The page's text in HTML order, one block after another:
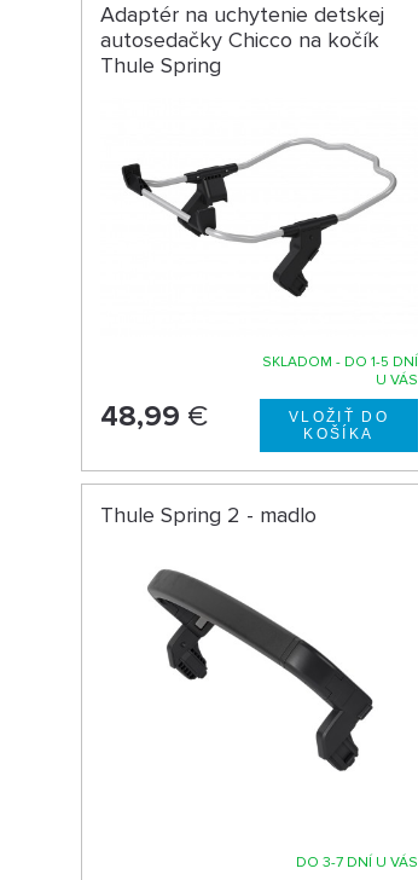
Adaptér na uchytenie detskej
autosedačky Chicco na kočík
Thule Spring
SKLADOM - DO 1-5 DNÍ
U VÁS
48,99 €
Thule Spring 2 - madlo
DO 3-7 DNÍ U VÁS